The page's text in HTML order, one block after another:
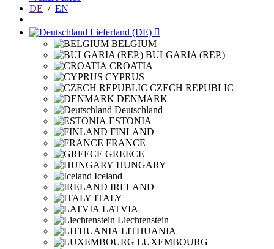
DE / EN
Lieferland (DE) 
BELGIUM
BULGARIA (REP.)
CROATIA
CYPRUS
CZECH REPUBLIC
DENMARK
Deutschland
ESTONIA
FINLAND
FRANCE
GREECE
HUNGARY
Iceland
IRELAND
ITALY
LATVIA
Liechtenstein
LITHUANIA
LUXEMBOURG